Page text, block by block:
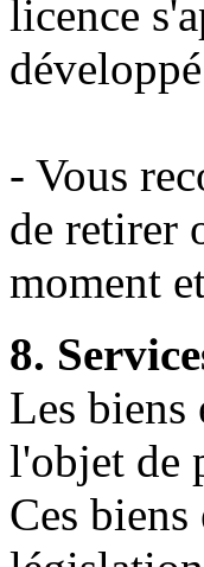
licence
- Vous
de retirer
moment
8.
Les biens
l'objet de
Ces